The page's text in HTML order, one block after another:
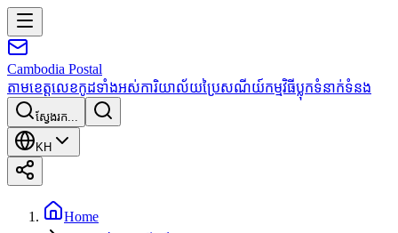
Cambodia Postal
តាមខេត្តលេខកូដទាំងអស់ការិយាល័យប្រៃសណីយ៍កម្មវិធីប្លុកទំនាក់ទំនង
ស្វែងរក...
KH
Home